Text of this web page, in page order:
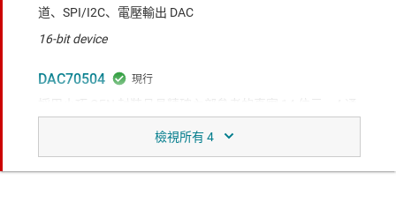
道、SPI/I2C、電壓輸出 DAC
16-bit device
DAC70504